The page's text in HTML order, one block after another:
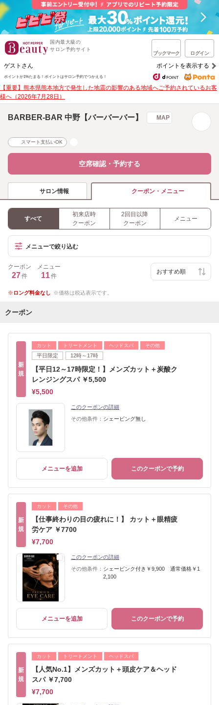
国内最大級の
サロン予約サイト
ブックマーク ログイン
ゲストさん ポイントを表示する
ポイントが1%たまる！ ポイントはサロン予約でつかえる！
【重要】熊本県熊本地方で発生した地震の影響のある地域へご予約されているお客
様へ（2026年7月28日）
BARBER-BAR 中野【バーバーバー】 MAP
スマート支払いOK
空席確認・予約する
サロン情報 クーポン・メニュー
すべて
初来店時
クーポン
2回目以降
クーポン
メニュー
メニューで絞り込む
クーポン
27件
メニュー
11件
ロング料金なし 価格は税込表示です。
クーポン
新
規
カット トリートメント ヘッドスパ その他
平日限定 12時～17時
【平日12～17時限定！】メンズカット＋炭酸ク
レンジングスパ ￥5,500
¥5,500
このクーポンの詳細
その他条件： シェービング無し
メニューを追加 このクーポンで予約
新
規
カット その他
【仕事終わりの目の疲れに！】 カット＋眼精疲
労ケア ￥7700
¥7,700
このクーポンの詳細
その他条件： シェービンク付き￥9,900 通常価格￥1
2,100
メニューを追加 このクーポンで予約
新
規
カット トリートメント ヘッドスパ
【人気No.1】メンズカット＋頭皮ケア＆ヘッド
スパ ￥7,700
¥7,700